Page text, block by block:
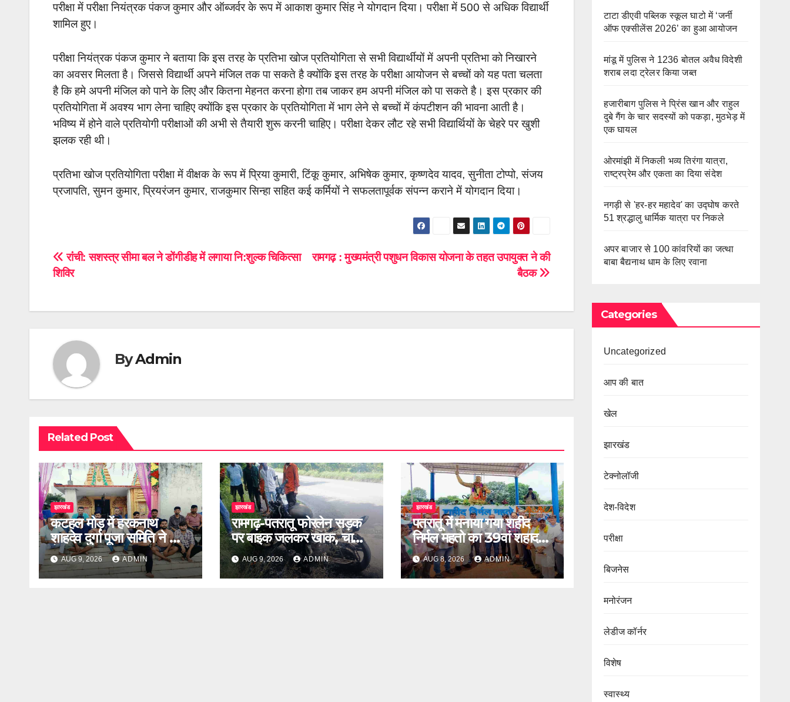
परीक्षा में परीक्षा नियंत्रक पंकज कुमार और ऑब्जर्वर के रूप में आकाश कुमार सिंह ने योगदान दिया। परीक्षा में 500 से अधिक विद्यार्थी
शामिल हुए।
परीक्षा नियंत्रक पंकज कुमार ने बताया कि इस तरह के प्रतिभा खोज प्रतियोगिता से सभी विद्यार्थीयों में अपनी प्रतिभा को निखारने
का अवसर मिलता है। जिससे विद्यार्थी अपने मंजिल तक पा सकते है क्योंकि इस तरह के परीक्षा आयोजन से बच्चों को यह पता चलता
है कि हमे अपनी मंजिल को पाने के लिए और कितना मेहनत करना होगा तब जाकर हम अपनी मंजिल को पा सकते है। इस प्रकार की
प्रतियोगिता में अवश्य भाग लेना चाहिए क्योंकि इस प्रकार के प्रतियोगिता में भाग लेने से बच्चों में कंपटीशन की भावना आती है।
भविष्य में होने वाले प्रतियोगी परीक्षाओं की अभी से तैयारी शुरू करनी चाहिए। परीक्षा देकर लौट रहे सभी विद्यार्थियों के चेहरे पर खुशी
झलक रही थी।
प्रतिभा खोज प्रतियोगिता परीक्षा मेंवीक्षक के रूप में प्रिया कुमारी, टिंकू कुमार, अभिषेक कुमार, कृष्णदेव यादव, सुनीता टोप्पो, संजय
प्रजापति, सुमन कुमार, प्रियरंजन कुमार, राजकुमार सिन्हा सहित कई कर्मियों ने सफलतापूर्वक संपन्न कराने में योगदान दिया।
Post
navigation
रामगढ़ : मुख्यमंत्री पशुधन विकास योजना के तहत उपायुक्त ने की
बैठक
रांंची: सशस्त्र सीमा बल ने डोंगीडीह में लगाया नि:शुल्क चिकित्सा
शिविर
ByAdmin
Related Post
झारखंड
कटहल मोड़ में हरकनाथ
शाहदेव दुर्गा पूजा समिति ने की
बैठक
AUG 9, 2026 ADMIN
झारखंड
रामगढ़-पतरातू फोरलेन सड़क
पर बाइक जलकर खाक, चालक
लापता
AUG 9, 2026 ADMIN
झारखंड
पतरातू में मनाया गया शहीद
निर्मल महतो का 39वां शहादत
दिवस
AUG 8, 2026 ADMIN
टाटा डीएवी पब्लिक स्कूल घाटो में ‘जर्नी
ऑफ एक्सीलेंस 2026’ का हुआ आयोजन
मांडू में पुलिस ने 1236 बोतल अवैध विदेशी
शराब लदा ट्रेलर किया जब्त
हजारीबाग पुलिस ने प्रिंस खान और राहुल
दुबे गैंग के चार सदस्यों को पकड़ा, मुठभेड़ में
एक घायल
ओरमांझी में निकली भव्य तिरंगा यात्रा,
राष्ट्रप्रेम और एकता का दिया संदेश
नगड़ी से 'हर-हर महादेव' का उद्घोष करते
51 श्रद्धालु धार्मिक यात्रा पर निकले
अपर बाजार से 100 कांवरियों का जत्था
बाबा बैद्यनाथ धाम के लिए रवाना
Categories
Uncategorized
आप की बात
खेल
झारखंड
टेक्नोलॉजी
देश-विदेश
परीक्षा
बिजनेस
मनोरंजन
लेडीज कॉर्नर
विशेष
स्वास्थ्य